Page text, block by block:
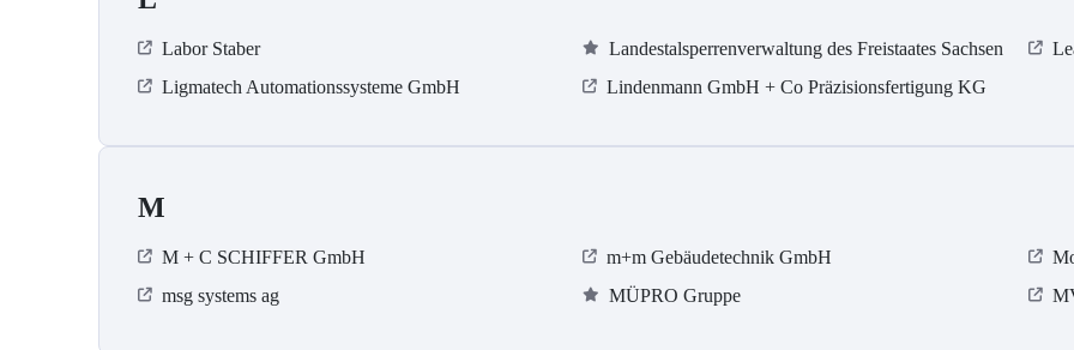
Labor Staber Landestalsperrenverwaltung des Freistaates Sachsen
Ligmatech Automationssysteme GmbH
Lindenmann GmbH + Co Präzisionsfertigung KG
M
M + C SCHIFFER GmbH m+m Gebäudetechnik GmbH
msg systems ag
MÜPRO Gruppe